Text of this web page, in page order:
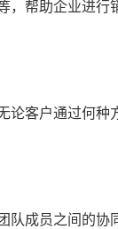
帮助企业进行
论客户通过何种
队成员之间的协